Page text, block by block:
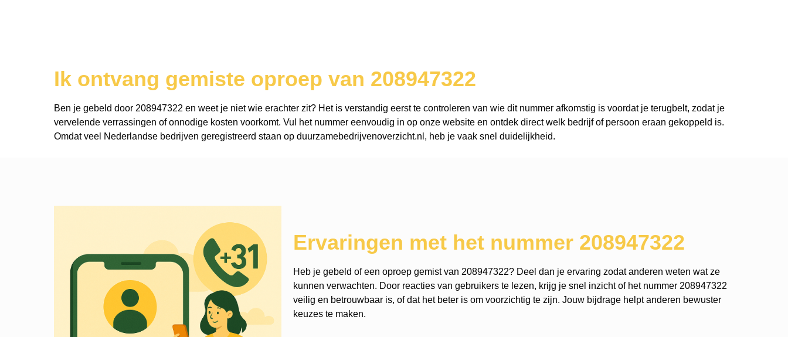
Ik ontvang gemiste oproep van 208947322
Ben je gebeld door 208947322 en weet je niet wie erachter zit? Het is verstandig eerst te controleren van wie dit nummer afkomstig is voordat je terugbelt, zodat je
vervelende verrassingen of onnodige kosten voorkomt. Vul het nummer eenvoudig in op onze website en ontdek direct welk bedrijf of persoon eraan gekoppeld is.
Omdat veel Nederlandse bedrijven geregistreerd staan op duurzamebedrijvenoverzicht.nl, heb je vaak snel duidelijkheid.
Ervaringen met het nummer 208947322
Heb je gebeld of een oproep gemist van 208947322? Deel dan je ervaring zodat anderen weten wat ze
kunnen verwachten. Door reacties van gebruikers te lezen, krijg je snel inzicht of het nummer 208947322
veilig en betrouwbaar is, of dat het beter is om voorzichtig te zijn. Jouw bijdrage helpt anderen bewuster
keuzes te maken.